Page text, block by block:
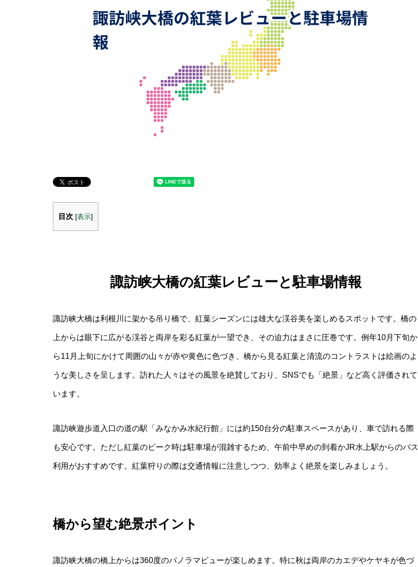
目次 [表示]
諏訪峡大橋の紅葉レビューと駐車場情報
諏訪峡大橋は利根川に架かる吊り橋で、紅葉シーズンには雄大な渓谷美を楽しめるスポットです。橋の
上からは眼下に広がる渓谷と両岸を彩る紅葉が一望でき、その迫力はまさに圧巻です。例年10月下旬か
ら11月上旬にかけて周囲の山々が赤や黄色に色づき、橋から見る紅葉と清流のコントラストは絵画のよ
うな美しさを呈します。訪れた人々はその風景を絶賛しており、SNSでも「絶景」など高く評価されて
います。
諏訪峡遊歩道入口の道の駅「みなかみ水紀行館」には約150台分の駐車スペースがあり、車で訪れる際
も安心です。ただし紅葉のピーク時は駐車場が混雑するため、午前中早めの到着かJR水上駅からのバス
利用がおすすめです。紅葉狩りの際は交通情報に注意しつつ、効率よく絶景を楽しみましょう。
橋から望む絶景ポイント
諏訪峡大橋の橋上からは360度のパノラマビューが楽しめます。特に秋は両岸のカエデやケヤキが色づ